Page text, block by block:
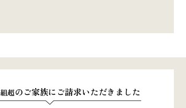
組超のご家族にご請求いただきました